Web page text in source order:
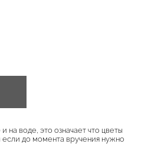
на воде, это означает что цветы
если до момента вручения нужно